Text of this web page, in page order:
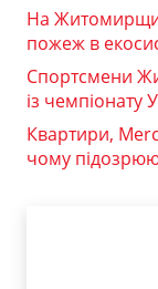
На
пожеж в
Спортсмени
із чемпіонату
Квартири,
чому